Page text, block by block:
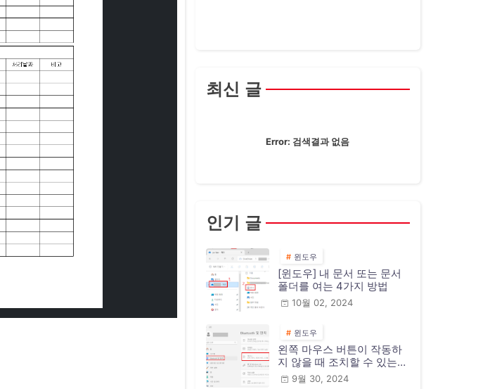
최신 글
Error: 검색결과 없음
인기 글
윈도우
[윈도우] 내 문서 또는 문서
폴더를 여는 4가지 방법
10월 02, 2024
윈도우
왼쪽 마우스 버튼이 작동하
지 않을 때 조치할 수 있는
10가지 방법
9월 30, 2024